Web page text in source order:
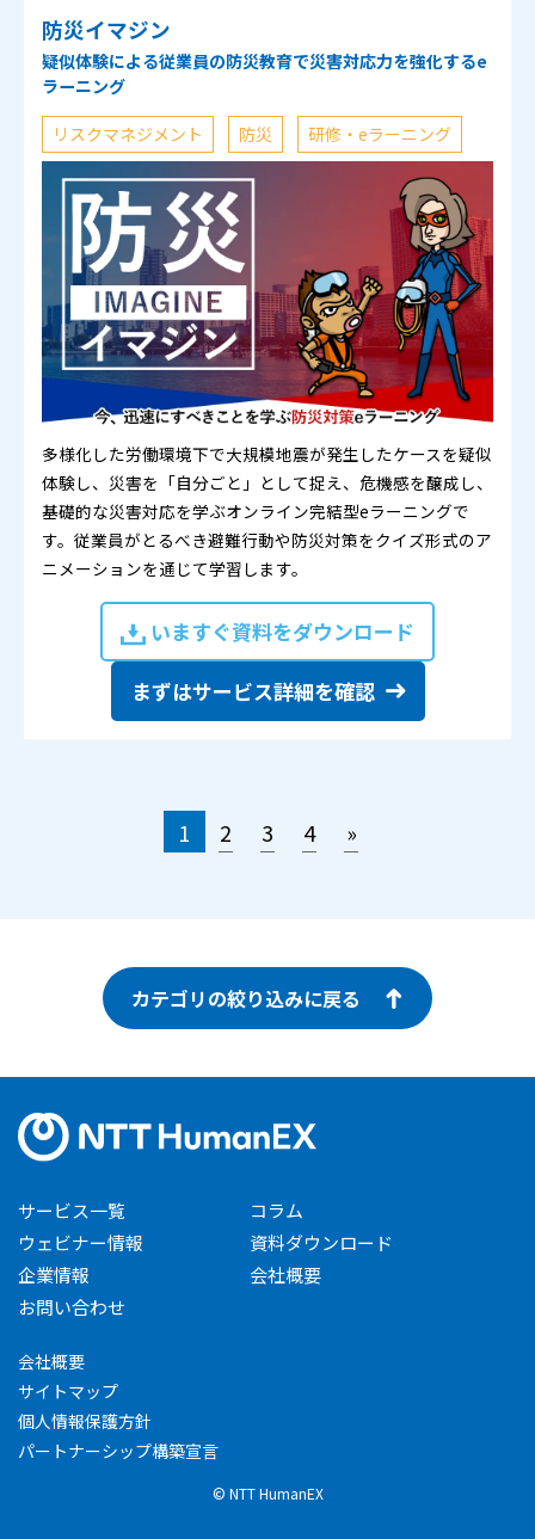
防災イマジン
疑似体験による従業員の防災教育で災害対応力を強化するe
ラーニング
リスクマネジメント
防災 研修・eラーニング
多様化した労働環境下で大規模地震が発生したケースを疑似
体験し、災害を「自分ごと」として捉え、危機感を醸成し、
基礎的な災害対応を学ぶオンライン完結型eラーニングで
す。従業員がとるべき避難行動や防災対策をクイズ形式のア
ニメーションを通じて学習します。
いますぐ資料をダウンロード
まずはサービス詳細を確認
1 2 3 4 »
カテゴリの絞り込みに戻る
サービス一覧
コラム
ウェビナー情報
資料ダウンロード
企業情報
会社概要
お問い合わせ
会社概要
サイトマップ
個人情報保護方針
パートナーシップ構築宣言
© NTT HumanEX